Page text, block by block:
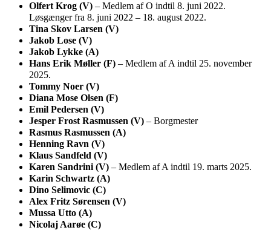
Olfert Krog (V) – Medlem af O indtil 8. juni 2022.
Løsgænger fra 8. juni 2022 – 18. august 2022.
Tina Skov Larsen (V)
Jakob Lose (V)
Jakob Lykke (A)
Hans Erik Møller (F) – Medlem af A indtil 25. november
2025.
Tommy Noer (V)
Diana Mose Olsen (F)
Emil Pedersen (V)
Jesper Frost Rasmussen (V) – Borgmester
Rasmus Rasmussen (A)
Henning Ravn (V)
Klaus Sandfeld (V)
Karen Sandrini (V) – Medlem af A indtil 19. marts 2025.
Karin Schwartz (A)
Dino Selimovic (C)
Alex Fritz Sørensen (V)
Mussa Utto (A)
Nicolaj Aarøe (C)